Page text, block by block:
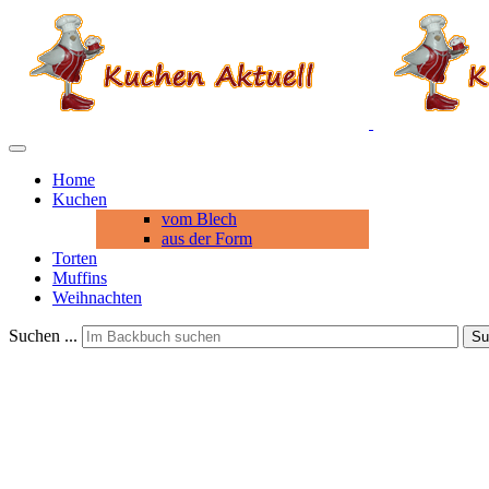
Home
Kuchen
vom Blech
aus der Form
Torten
Muffins
Weihnachten
Suchen ...